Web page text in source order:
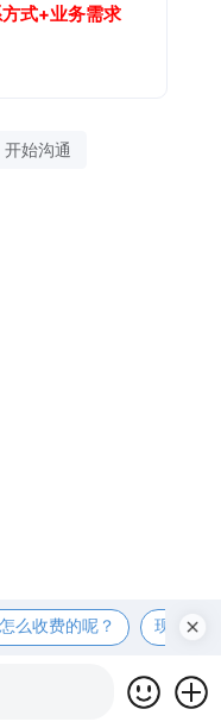
式+业务需求
始沟通
么收费的呢？ 现在有